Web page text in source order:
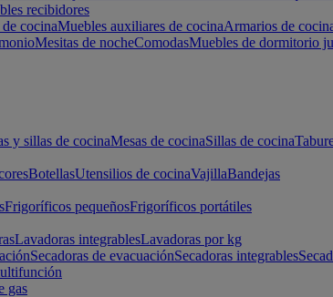
recibidores
cocinaMuebles auxiliares de cocinaArmarios de
Mesitas de nocheComodasMuebles de dormitorio
y sillas de cocinaMesas de cocinaSillas de cocina
BotellasUtensilios de cocinaVajillaBandejas
Frigoríficos pequeñosFrigoríficos portátiles
Lavadoras integrablesLavadoras por kg
Secadoras de evacuaciónSecadoras integrables
gas